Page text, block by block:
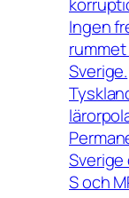
Ingen
Sverige.
S och